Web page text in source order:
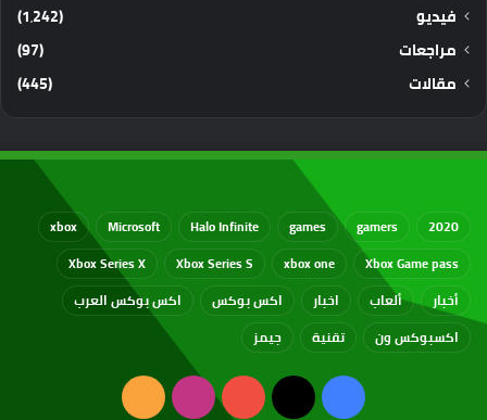
فيديو
(1٬242)
مراجعات
(97)
مقالات
(445)
2020
gamers
games
Halo Infinite
Microsoft
xbox
Xbox Game pass
xbox one
Xbox Series S
Xbox Series X
أخبار
ألعاب اخبار اكس بوكس
اكس بوكس العرب
اكسبوكس ون
تقنية جيمز
فيسبوك
‫X
‫YouTubeانستقرامملخص